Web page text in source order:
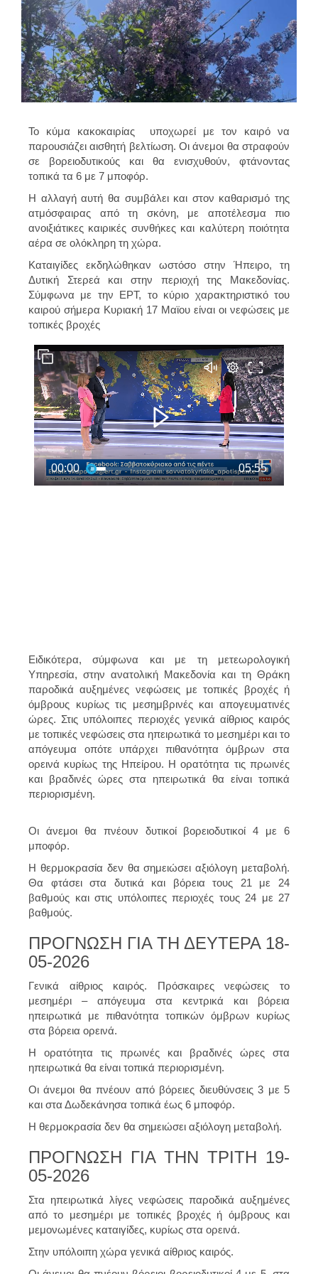
Το κύμα κακοκαιρίας υποχωρεί με τον καιρό να
παρουσιάζει αισθητή βελτίωση. Οι άνεμοι θα στραφούν
σε βορειοδυτικούς και θα ενισχυθούν, φτάνοντας
τοπικά τα 6 με 7 μποφόρ.
Η αλλαγή αυτή θα συμβάλει και στον καθαρισμό της
ατμόσφαιρας από τη σκόνη, με αποτέλεσμα πιο
ανοιξιάτικες καιρικές συνθήκες και καλύτερη ποιότητα
αέρα σε ολόκληρη τη χώρα.
Καταιγίδες εκδηλώθηκαν ωστόσο στην Ήπειρο, τη
Δυτική Στερεά και στην περιοχή της Μακεδονίας.
Σύμφωνα με την ΕΡΤ, το κύριο χαρακτηριστικό του
καιρού σήμερα Κυριακή 17 Μαϊου είναι οι νεφώσεις με
τοπικές βροχές
Ειδικότερα, σύμφωνα και με τη μετεωρολογική
Υπηρεσία, στην ανατολική Μακεδονία και τη Θράκη
παροδικά αυξημένες νεφώσεις με τοπικές βροχές ή
όμβρους κυρίως τις μεσημβρινές και απογευματινές
ώρες. Στις υπόλοιπες περιοχές γενικά αίθριος καιρός
με τοπικές νεφώσεις στα ηπειρωτικά το μεσημέρι και το
απόγευμα οπότε υπάρχει πιθανότητα όμβρων στα
ορεινά κυρίως της Ηπείρου. Η ορατότητα τις πρωινές
και βραδινές ώρες στα ηπειρωτικά θα είναι τοπικά
περιορισμένη.
Οι άνεμοι θα πνέουν δυτικοί βορειοδυτικοί 4 με 6
μποφόρ.
Η θερμοκρασία δεν θα σημειώσει αξιόλογη μεταβολή.
Θα φτάσει στα δυτικά και βόρεια τους 21 με 24
βαθμούς και στις υπόλοιπες περιοχές τους 24 με 27
βαθμούς.
ΠΡΟΓΝΩΣΗ ΓΙΑ ΤΗ ΔΕΥΤΕΡΑ 18-
05-2026
Γενικά αίθριος καιρός. Πρόσκαιρες νεφώσεις το
μεσημέρι – απόγευμα στα κεντρικά και βόρεια
ηπειρωτικά με πιθανότητα τοπικών όμβρων κυρίως
στα βόρεια ορεινά.
Η ορατότητα τις πρωινές και βραδινές ώρες στα
ηπειρωτικά θα είναι τοπικά περιορισμένη.
Οι άνεμοι θα πνέουν από βόρειες διευθύνσεις 3 με 5
και στα Δωδεκάνησα τοπικά έως 6 μποφόρ.
Η θερμοκρασία δεν θα σημειώσει αξιόλογη μεταβολή.
ΠΡΟΓΝΩΣΗ ΓΙΑ ΤΗΝ ΤΡΙΤΗ 19-
05-2026
Στα ηπειρωτικά λίγες νεφώσεις παροδικά αυξημένες
από το μεσημέρι με τοπικές βροχές ή όμβρους και
μεμονωμένες καταιγίδες, κυρίως στα ορεινά.
Στην υπόλοιπη χώρα γενικά αίθριος καιρός.